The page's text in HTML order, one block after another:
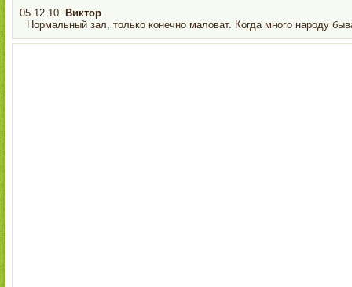
05.12.10. Виктор
Нормальный зал, только конечно маловат. Когда много народу